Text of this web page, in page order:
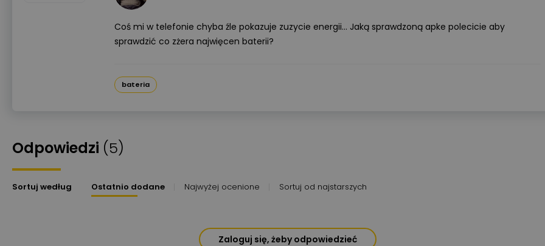
Coś mi w telefonie chyba źle pokazuje zuzycie energii... Jaką sprawdzoną apke polecicie aby
sprawdzić co zżera najwięcen baterii?
bateria
Odpowiedzi (5)
Sortuj według Ostatnio dodane Najwyżej ocenione Sortuj od najstarszych
Zaloguj się, żeby odpowiedzieć